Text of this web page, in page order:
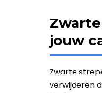
jouw
Zwarte
verwijderen